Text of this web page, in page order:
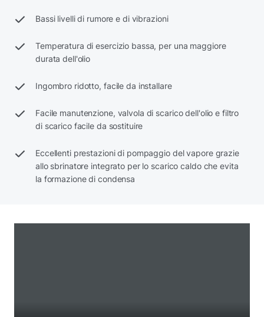
Bassi livelli di rumore e di vibrazioni
Temperatura di esercizio bassa, per una maggiore
durata dell'olio
Ingombro ridotto, facile da installare
Facile manutenzione, valvola di scarico dell'olio e filtro
di scarico facile da sostituire
Eccellenti prestazioni di pompaggio del vapore grazie
allo sbrinatore integrato per lo scarico caldo che evita
la formazione di condensa